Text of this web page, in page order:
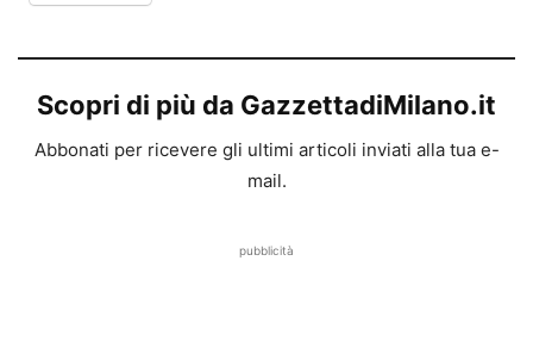
Scopri di più da GazzettadiMilano.it
Abbonati per ricevere gli ultimi articoli inviati alla tua e-
mail.
pubblicità